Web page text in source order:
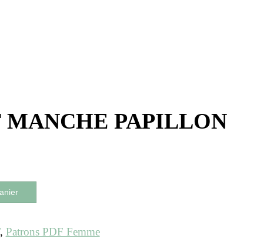
MANCHE PAPILLON
, Patrons PDF Femme